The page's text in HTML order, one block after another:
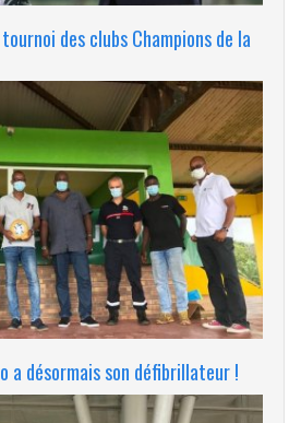
des clubs Champions de la
a désormais son défibrillateur !